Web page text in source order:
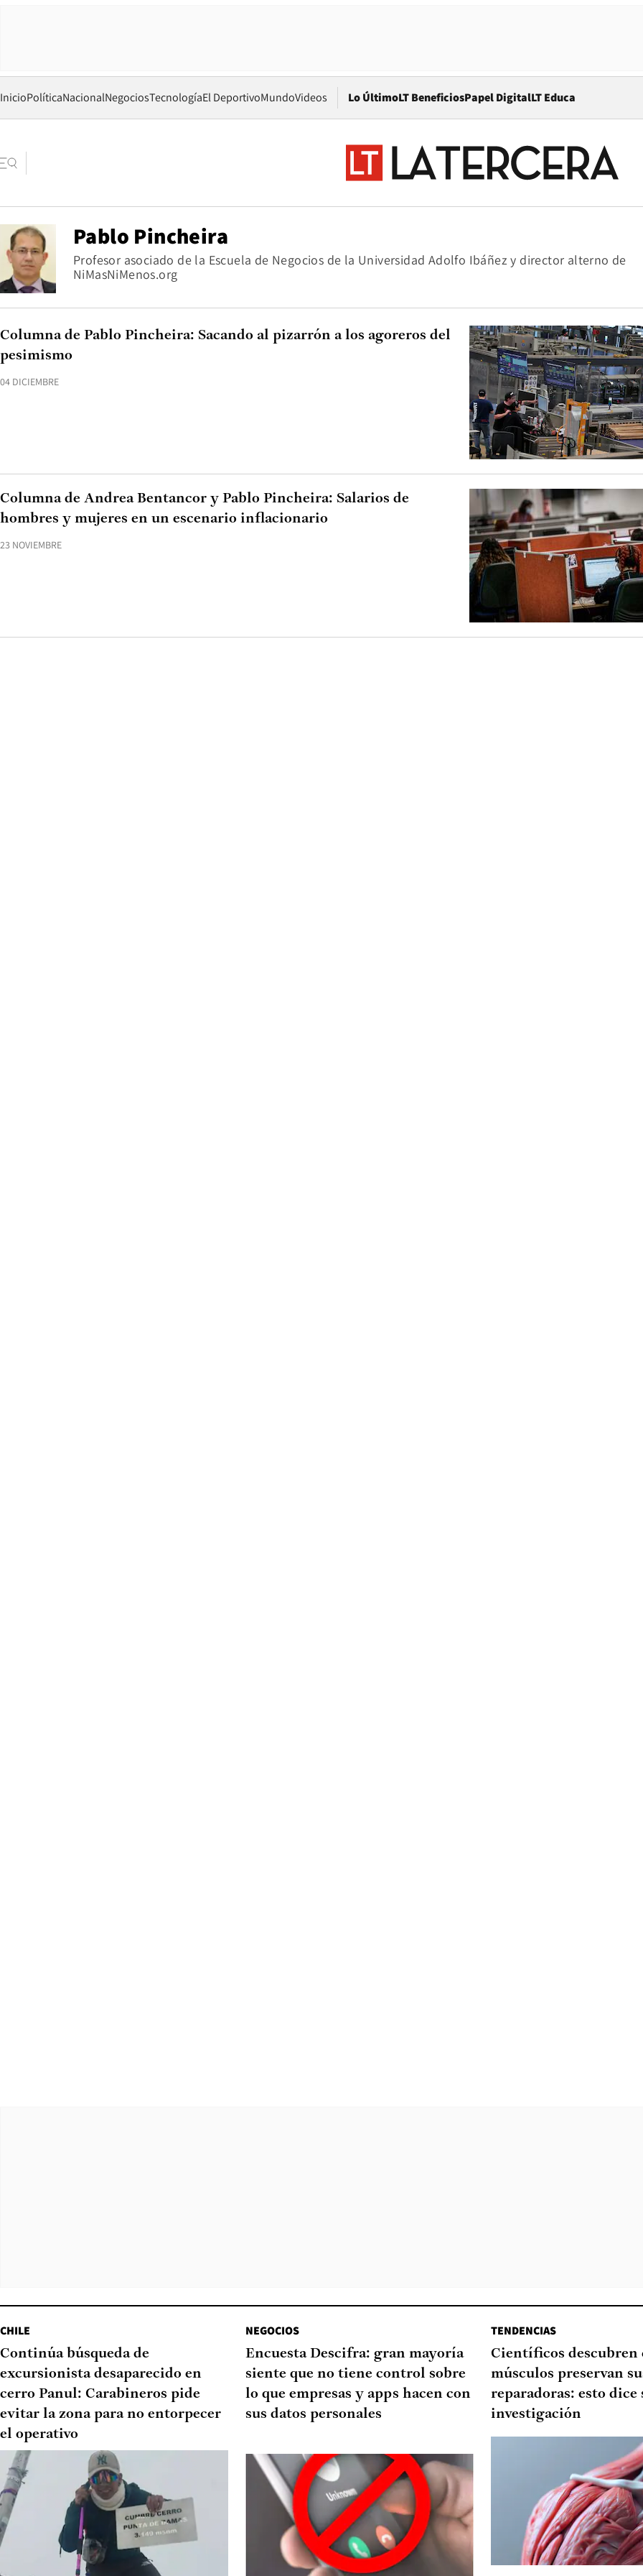
InicioPolíticaNacionalNegociosTecnologíaEl DeportivoMundoVideos Lo ÚltimoLT BeneficiosPapel DigitalOpens in new window
LT Educa
Pablo Pincheira
Profesor asociado de la Escuela de Negocios de la Universidad Adolfo Ibáñez y director alterno de
NiMasNiMenos.org
04 DICIEMBRE
Columna de Pablo Pincheira: Sacando al pizarrón a los agoreros del
pesimismo
23 NOVIEMBRE
Columna de Andrea Bentancor y Pablo Pincheira: Salarios de
hombres y mujeres en un escenario inflacionario
CHILE
Continúa búsqueda de
excursionista desaparecido en
cerro Panul: Carabineros pide
evitar la zona para no entorpecer
el operativo
NEGOCIOS
Encuesta Descifra: gran mayoría
siente que no tiene control sobre
lo que empresas y apps hacen con
sus datos personales
TENDENCIAS
Científicos descubren
músculos preservan
reparadoras: esto dice
investigación